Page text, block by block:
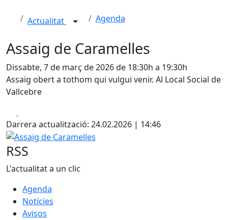
Actualitat Agenda
Assaig de Caramelles
Dissabte, 7 de març de 2026 de 18:30h a 19:30h
Assaig obert a tothom qui vulgui venir. Al Local Social de
Vallcebre
Darrera actualització: 24.02.2026 | 14:46
Assaig de Caramelles
RSS
L'actualitat a un clic
Agenda
Notícies
Avisos